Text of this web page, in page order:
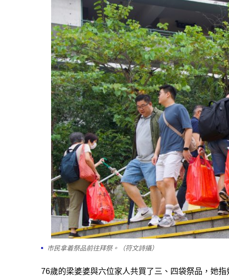
市民拿着祭品前往拜祭。（符文詩攝）
76歲的梁婆婆與六位家人共買了三、四袋祭品，她